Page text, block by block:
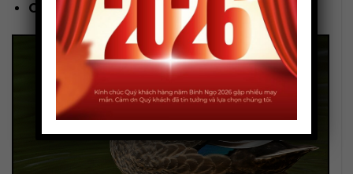
Con số may mắn liên quan: 30, 70.